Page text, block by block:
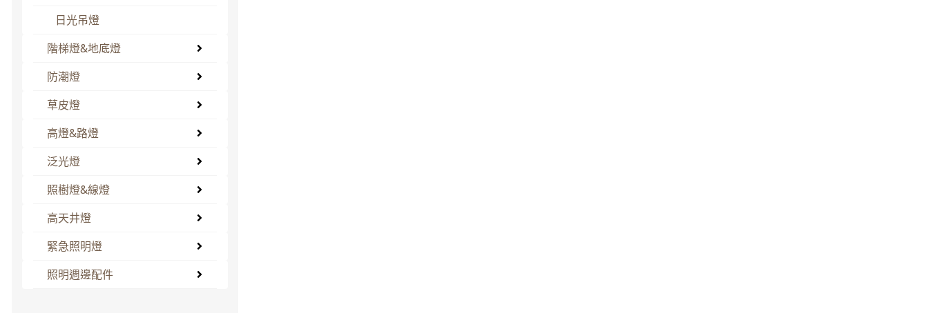
日光吊燈
階梯燈&地底燈
防潮燈
草皮燈
高燈&路燈
泛光燈
照樹燈&線燈
高天井燈
緊急照明燈
照明週邊配件